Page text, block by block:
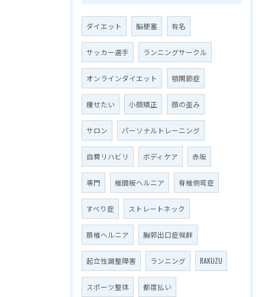
ダイエット 脳梗塞 有名
サッカー選手 ランニングサークル
オンラインダイエット 顎関節症
痩せたい 小顔矯正 顔の歪み
サロン パーソナルトレーニング
自費リハビリ ボディケア 赤坂
専門 椎間板ヘルニア 脊椎側弯症
すべり症 ストレートネック
頚椎ヘルニア 胸郭出口症候群
起立性調整障害 ランニング RAKUZU
スポーツ整体 都度払い